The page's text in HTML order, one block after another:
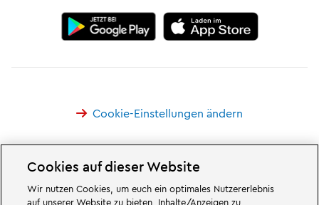
Großartiges erwartet euch in den Abenteuerwelten des Familien- und
Cookie-Einstellungen ändern
Cookies auf dieser Website
Wir nutzen Cookies, um euch ein optimales Nutzererlebnis
auf unserer Website zu bieten, Inhalte/Anzeigen zu